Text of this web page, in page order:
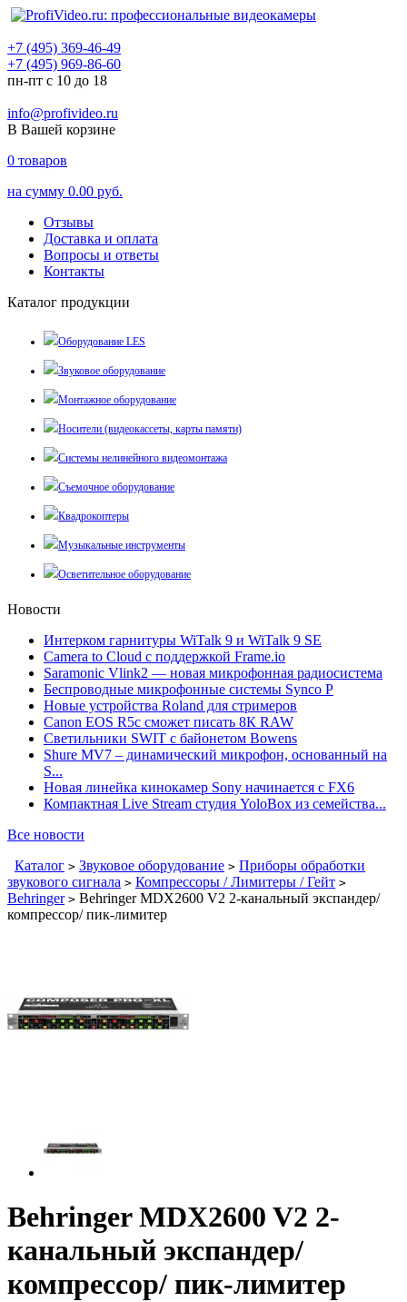
+7 (495) 369-46-49
+7 (495) 969-86-60
пн-пт с 10 до 18
info@profivideo.ru
В Вашей корзине
0 товаров
на сумму 0.00 руб.
Отзывы
Доставка и оплата
Вопросы и ответы
Контакты
Каталог продукции
Оборудование LES
Звуковое оборудование
Монтажное оборудование
Носители (видеокассеты, карты памяти)
Системы нелинейного видеомонтажа
Съемочное оборудование
Квадрокоптеры
Музыкальные инструменты
Осветительное оборудование
Новости
Интерком гарнитуры WiTalk 9 и WiTalk 9 SE
Camera to Cloud с поддержкой Frame.io
Saramonic Vlink2 — новая микрофонная радиосистема
Беспроводные микрофонные системы Synco P
Новые устройства Roland для стримеров
Canon EOS R5c сможет писать 8К RAW
Светильники SWIT с байонетом Bowens
Shure MV7 – динамический микрофон, основанный на
S...
Новая линейка кинокамер Sony начинается с FX6
Компактная Live Stream студия YoloBox из семейства...
Все новости
Каталог > Звуковое оборудование > Приборы обработки
звукового сигнала > Компрессоры / Лимитеры / Гейт >
Behringer > Behringer MDX2600 V2 2-канальный экспандер/
компрессор/ пик-лимитер
Behringer MDX2600 V2 2-
канальный экспандер/
компрессор/ пик-лимитер